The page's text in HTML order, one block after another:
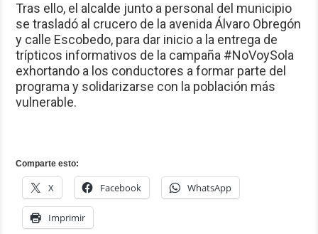
Tras ello, el alcalde junto a personal del municipio
se trasladó al crucero de la avenida Álvaro Obregón
y calle Escobedo, para dar inicio a la entrega de
trípticos informativos de la campaña #NoVoySola
exhortando a los conductores a formar parte del
programa y solidarizarse con la población más
vulnerable.
Comparte esto:
X Facebook WhatsApp
Imprimir